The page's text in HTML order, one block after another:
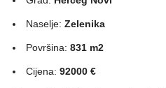
Naselje:Zelenika
Površina:831 m2
Cijena:92000 €